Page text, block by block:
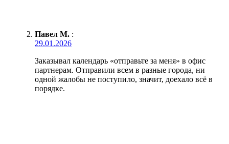
Павел М. :
29.01.2026
Заказывал календарь «отправьте за меня» в офис
партнерам. Отправили всем в разные города, ни
одной жалобы не поступило, значит, доехало всё в
порядке.